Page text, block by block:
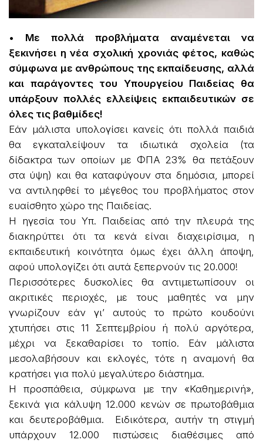
• Με πολλά προβλήματα αναμένεται να
ξεκινήσει η νέα σχολική χρονιάς φέτος, καθώς
σύμφωνα με ανθρώπους της εκπαίδευσης, αλλά
και παράγοντες του Υπουργείου Παιδείας θα
υπάρξουν πολλές ελλείψεις εκπαιδευτικών σε
όλες τις βαθμίδες!
Εάν μάλιστα υπολογίσει κανείς ότι πολλά παιδιά
θα εγκαταλείψουν τα ιδιωτικά σχολεία (τα
δίδακτρα των οποίων με ΦΠΑ 23% θα πετάξουν
στα ύψη) και θα καταφύγουν στα δημόσια, μπορεί
να αντιληφθεί το μέγεθος του προβλήματος στον
ευαίσθητο χώρο της Παιδείας.
Η ηγεσία του Υπ. Παιδείας από την πλευρά της
διακηρύττει ότι τα κενά είναι διαχειρίσιμα, η
εκπαιδευτική κοινότητα όμως έχει άλλη άποψη,
αφού υπολογίζει ότι αυτά ξεπερνούν τις 20.000!
Περισσότερες δυσκολίες θα αντιμετωπίσουν οι
ακριτικές περιοχές, με τους μαθητές να μην
γνωρίζουν εάν γι’ αυτούς το πρώτο κουδούνι
χτυπήσει στις 11 Σεπτεμβρίου ή πολύ αργότερα,
μέχρι να ξεκαθαρίσει το τοπίο. Εάν μάλιστα
μεσολαβήσουν και εκλογές, τότε η αναμονή θα
κρατήσει για πολύ μεγαλύτερο διάστημα.
Η προσπάθεια, σύμφωνα με την «Καθημερινή»,
ξεκινά για κάλυψη 12.000 κενών σε πρωτοβάθμια
και δευτεροβάθμια. Ειδικότερα, αυτήν τη στιγμή
υπάρχουν 12.000 πιστώσεις διαθέσιμες από